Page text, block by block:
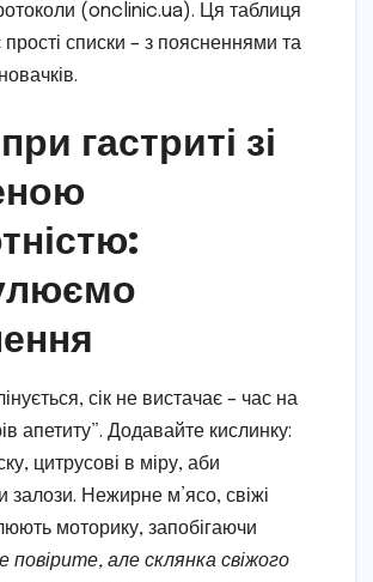
(onclinic.ua). Ця таблиця
списки – з поясненнями та
гастриті зі
сік не вистачає – час на
апетиту”. Додавайте кислинку:
цитрусові в міру, аби
залози. Нежирне м’ясо, свіжі
моторику, запобігаючи
повірите, але склянка свіжого